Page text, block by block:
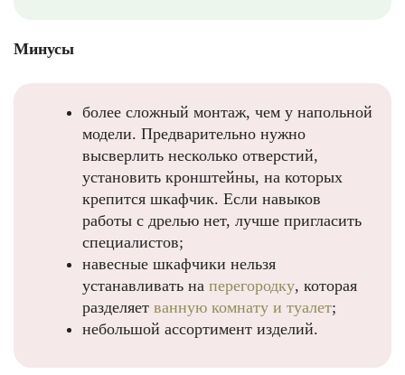
Минусы
более сложный монтаж, чем у напольной
модели. Предварительно нужно
высверлить несколько отверстий,
установить кронштейны, на которых
крепится шкафчик. Если навыков
работы с дрелью нет, лучше пригласить
специалистов;
навесные шкафчики нельзя
устанавливать на перегородку, которая
разделяет ванную комнату и туалет;
небольшой ассортимент изделий.